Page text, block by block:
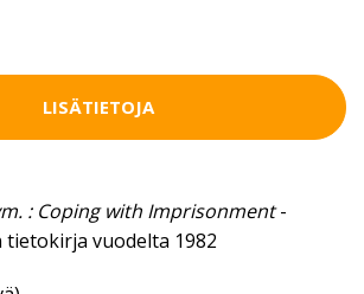
LISÄTIETOJA
: Coping with Imprisonment-
vuodelta 1982